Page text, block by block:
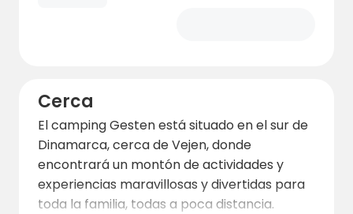
Cerca
El camping Gesten está situado en el sur de
Dinamarca, cerca de Vejen, donde
encontrará un montón de actividades y
experiencias maravillosas y divertidas para
toda la familia, todas a poca distancia.